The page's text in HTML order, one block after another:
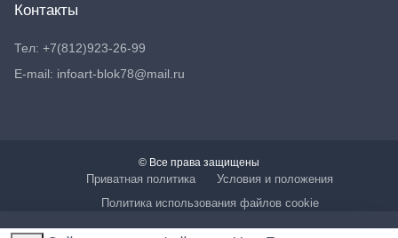
Контакты
Тел: +7(812)923-26-99
E-mail: infoart-blok78@mail.ru
© Все права защищены
Приватная политика
Условия и положения
Политика использования файлов cookie